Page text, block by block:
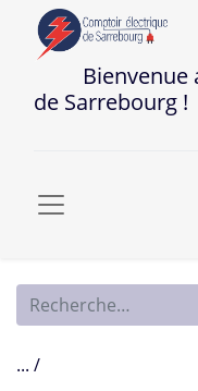
Bienvenue
de Sarrebourg !
... /